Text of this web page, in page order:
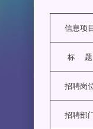
信息项
标 题
招聘岗
招聘部